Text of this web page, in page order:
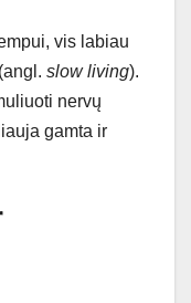
vis labiau
slow living).
nervų
gamta ir